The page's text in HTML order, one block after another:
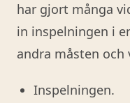
har gjort många
in inspelningen i
andra måsten och
Inspelningen.